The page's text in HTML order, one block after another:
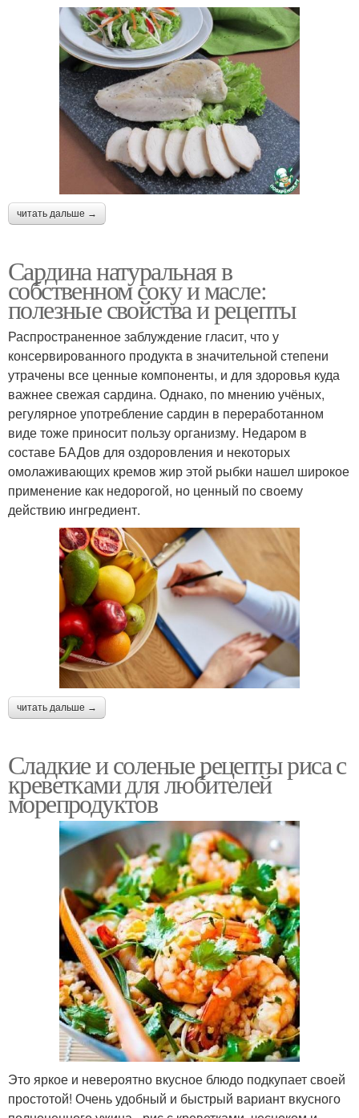
читать дальше →
Сардина натуральная в
собственном соку и масле:
полезные свойства и рецепты
Распространенное заблуждение гласит, что у
консервированного продукта в значительной степени
утрачены все ценные компоненты, и для здоровья куда
важнее свежая сардина. Однако, по мнению учёных,
регулярное употребление сардин в переработанном
виде тоже приносит пользу организму. Недаром в
составе БАДов для оздоровления и некоторых
омолаживающих кремов жир этой рыбки нашел широкое
применение как недорогой, но ценный по своему
действию ингредиент.
читать дальше →
Сладкие и соленые рецепты риса с
креветками для любителей
морепродуктов
Это яркое и невероятно вкусное блюдо подкупает своей
простотой! Очень удобный и быстрый вариант вкусного